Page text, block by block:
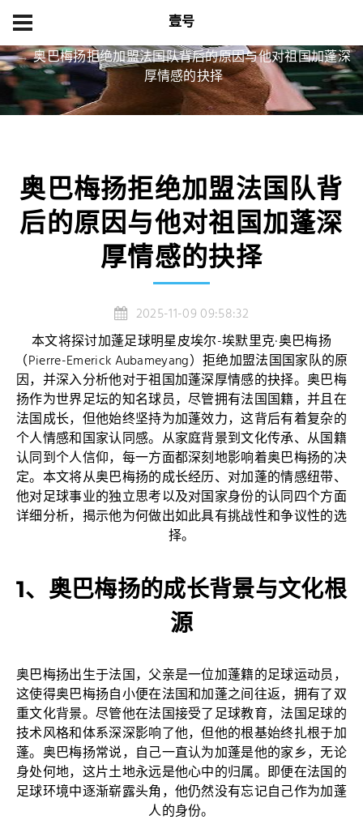
壹号
奥巴梅扬拒绝加盟法国队背后的原因与他对祖国加蓬深
厚情感的抉择
奥巴梅扬拒绝加盟法国队背
后的原因与他对祖国加蓬深
厚情感的抉择
2025-11-09 09:58:32
本文将探讨加蓬足球明星皮埃尔-埃默里克·奥巴梅扬
（Pierre-Emerick Aubameyang）拒绝加盟法国国家队的原
因，并深入分析他对于祖国加蓬深厚情感的抉择。奥巴梅
扬作为世界足坛的知名球员，尽管拥有法国国籍，并且在
法国成长，但他始终坚持为加蓬效力，这背后有着复杂的
个人情感和国家认同感。从家庭背景到文化传承、从国籍
认同到个人信仰，每一方面都深刻地影响着奥巴梅扬的决
定。本文将从奥巴梅扬的成长经历、对加蓬的情感纽带、
他对足球事业的独立思考以及对国家身份的认同四个方面
详细分析，揭示他为何做出如此具有挑战性和争议性的选
择。
1、奥巴梅扬的成长背景与文化根
源
奥巴梅扬出生于法国，父亲是一位加蓬籍的足球运动员，
这使得奥巴梅扬自小便在法国和加蓬之间往返，拥有了双
重文化背景。尽管他在法国接受了足球教育，法国足球的
技术风格和体系深深影响了他，但他的根基始终扎根于加
蓬。奥巴梅扬常说，自己一直认为加蓬是他的家乡，无论
身处何地，这片土地永远是他心中的归属。即便在法国的
足球环境中逐渐崭露头角，他仍然没有忘记自己作为加蓬
人的身份。